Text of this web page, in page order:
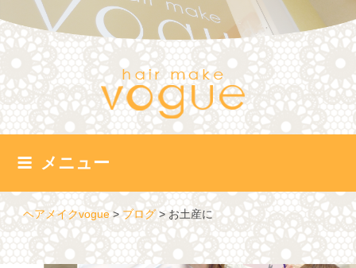
ン
テ
ツ
へ
ス
キ
メニュー
ヘアメイクvogue>ブログ>お土産に